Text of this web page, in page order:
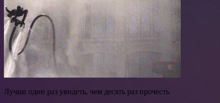
Лучше один раз увидеть, чем десять раз прочесть